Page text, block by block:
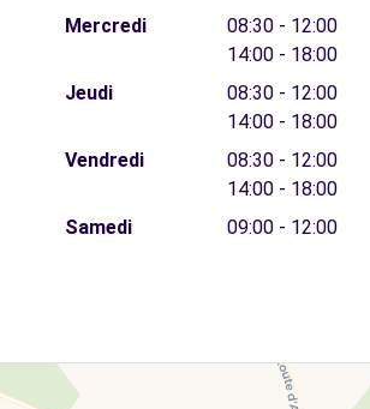
Mercredi
08:30 - 12:00
14:00 - 18:00
Jeudi
08:30 - 12:00
14:00 - 18:00
Vendredi
08:30 - 12:00
14:00 - 18:00
Samedi
09:00 - 12:00